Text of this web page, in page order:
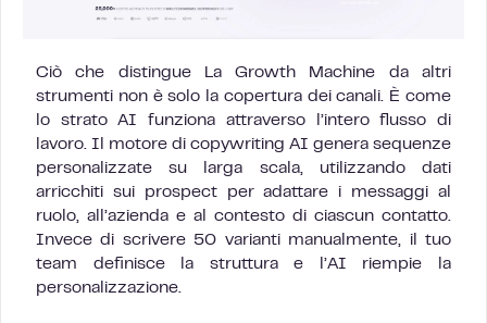
Ciò che distingue La Growth Machine da altri
strumenti non è solo la copertura dei canali. È come
lo strato AI funziona attraverso l’intero flusso di
lavoro. Il motore di copywriting AI genera sequenze
personalizzate su larga scala, utilizzando dati
arricchiti sui prospect per adattare i messaggi al
ruolo, all’azienda e al contesto di ciascun contatto.
Invece di scrivere 50 varianti manualmente, il tuo
team definisce la struttura e l’AI riempie la
personalizzazione.